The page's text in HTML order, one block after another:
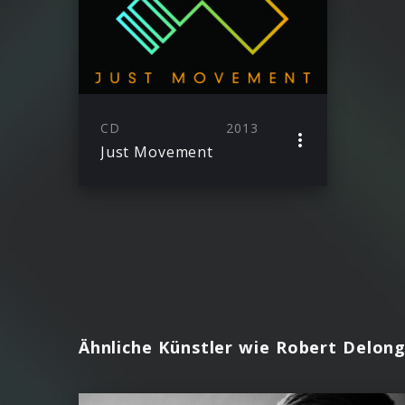
CD 2013
Just Movement
Ähnliche Künstler wie Robert Delong